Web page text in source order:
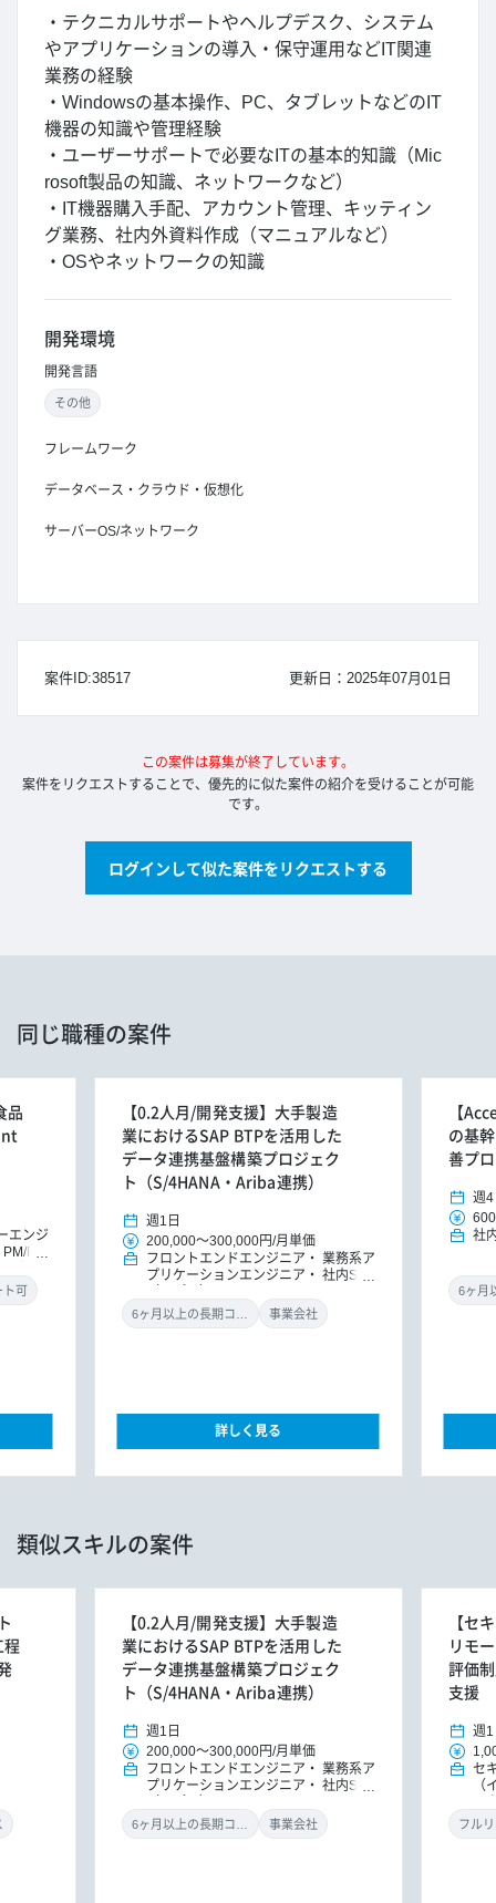
・テクニカルサポートやヘルプデスク、システム
やアプリケーションの導入・保守運用などIT関連
業務の経験
・Windowsの基本操作、PC、タブレットなどのIT
機器の知識や管理経験
・ユーザーサポートで必要なITの基本的知識（Mic
rosoft製品の知識、ネットワークなど）
・IT機器購入手配、アカウント管理、キッティン
グ業務、社内外資料作成（マニュアルなど）
・OSやネットワークの知識
開発環境
開発言語
その他
フレームワーク
データベース・クラウド・仮想化
サーバーOS/ネットワーク
更新日：2025年07月01日
案件ID:38517
この案件は募集が終了しています。
案件をリクエストすることで、優先的に似た案件の紹介を受けることが可能
です。
ログインして似た案件をリクエストする
同じ職種の案件
品
エンジ
PM/PM
スタ
ト可
【0.2人月/開発支援】大手製造
業におけるSAP BTPを活用した
データ連携基盤構築プロジェク
ト（S/4HANA・Ariba連携）
週1日
200,000～300,000円/月単価
フロントエンドエンジニア
業務系ア
プリケーションエンジニア
社内SE
事業会社
詳しく見る
【
の基
善プ
週4
社
類似スキルの案件
程
【0.2人月/開発支援】大手製造
業におけるSAP BTPを活用した
データ連携基盤構築プロジェク
ト（S/4HANA・Ariba連携）
週1日
200,000～300,000円/月単価
フロントエンドエンジニア
業務系ア
プリケーションエンジニア
社内SE
事業会社
【セ
リモ
評価
支援
週1
セ
（
ン
フル